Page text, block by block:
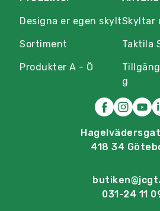
Designa er egen skylt
Sortiment
Produkter A - Ö
Skyltar
Taktila
g
418 34
031-24 11